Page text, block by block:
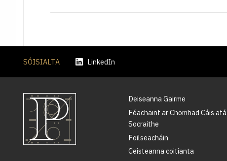
SÓISIALTA LinkedIn
Deiseanna Gairme
Féachaint ar Chomhad Cáis atá
Socraithe
Foilseacháin
Ceisteanna coitianta